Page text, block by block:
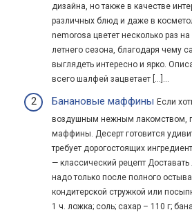
дизайна, но также в качестве
различных блюд и даже в
nemorosa цветет несколько раз
летнего сезона, благодаря чему
выглядеть интересно и ярко.
всего шалфей зацветает […]...
Банановые маффины Если
воздушным нежным лакомством,
маффины. Десерт готовится
требует дорогостоящих
— классический рецепт
надо только после полного
кондитерской стружкой или
1 ч. ложка; соль; сахар – 110 г;